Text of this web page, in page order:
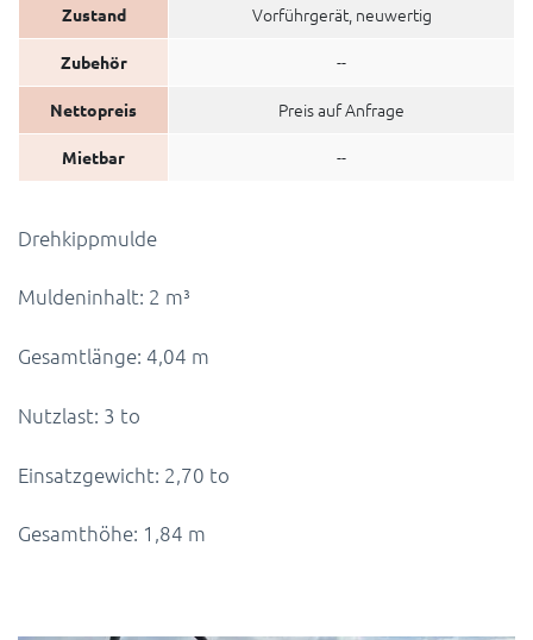
Zustand Vorführgerät, neuwertig
Zubehör --
Nettopreis Preis auf Anfrage
Mietbar --
Drehkippmulde
Muldeninhalt: 2 m³
Gesamtlänge: 4,04 m
Nutzlast: 3 to
Einsatzgewicht: 2,70 to
Gesamthöhe: 1,84 m